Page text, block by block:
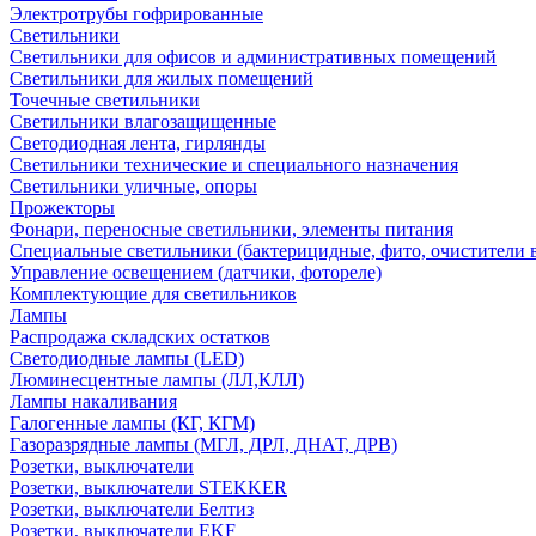
Электротрубы гофрированные
Светильники
Светильники для офисов и административных помещений
Светильники для жилых помещений
Точечные светильники
Светильники влагозащищенные
Светодиодная лента, гирлянды
Светильники технические и специального назначения
Светильники уличные, опоры
Прожекторы
Фонари, переносные светильники, элементы питания
Специальные светильники (бактерицидные, фито, очистители
Управление освещением (датчики, фотореле)
Комплектующие для светильников
Лампы
Распродажа складских остатков
Светодиодные лампы (LED)
Люминесцентные лампы (ЛЛ,КЛЛ)
Лампы накаливания
Галогенные лампы (КГ, КГМ)
Газоразрядные лампы (МГЛ, ДРЛ, ДНАТ, ДРВ)
Розетки, выключатели
Розетки, выключатели STEKKER
Розетки, выключатели Белтиз
Розетки, выключатели EKF